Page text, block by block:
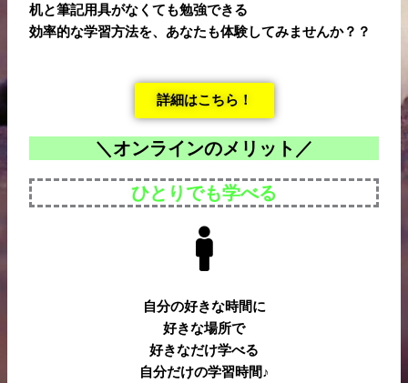
机と筆記用具がなくても勉強できる
効率的な学習方法を、あなたも体験してみませんか？？
詳細はこちら！
＼オンラインのメリット／
ひとりでも学べる
自分の好きな時間に
好きな場所で
好きなだけ学べる
自分だけの学習時間♪